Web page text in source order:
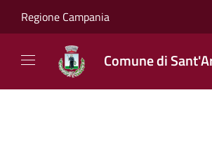
Regione Campania
Comune di